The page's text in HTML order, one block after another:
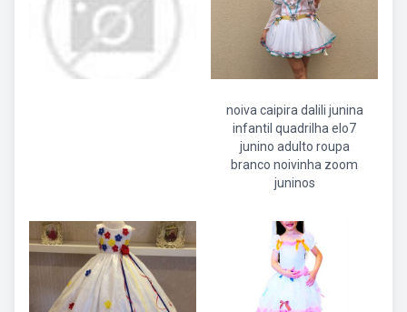
noiva caipira dalili junina
infantil quadrilha elo7
junino adulto roupa
branco noivinha zoom
juninos